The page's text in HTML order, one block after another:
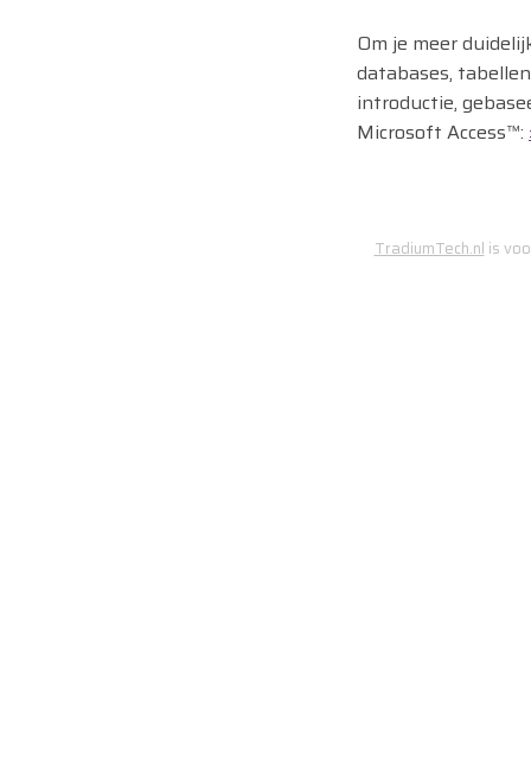
Om je meer
databases,
introductie,
Microsoft Access™:
TradiumTech.nl is